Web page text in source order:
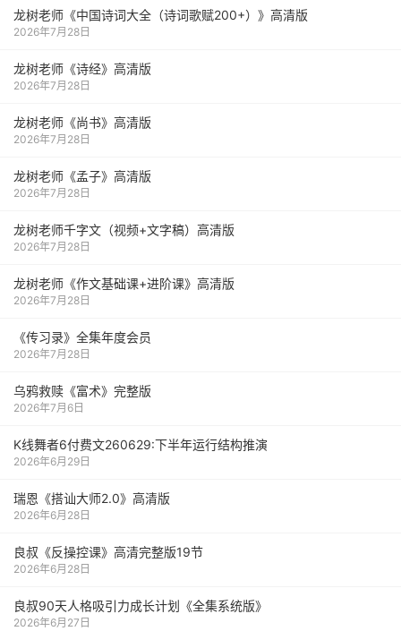
龙树老师《中国诗词大全（诗词歌赋200+）》高清版
2026年7月28日
龙树老师《诗经》高清版
2026年7月28日
龙树老师《尚书》高清版
2026年7月28日
龙树老师《孟子》高清版
2026年7月28日
龙树老师千字文（视频+文字稿）高清版
2026年7月28日
龙树老师《作文基础课+进阶课》高清版
2026年7月28日
《传习录》全集年度会员
2026年7月28日
乌鸦救赎《富术》完整版
2026年7月6日
K线舞者6付费文260629:下半年运行结构推演
2026年6月29日
瑞恩《搭讪大师2.0》高清版
2026年6月28日
良叔《反操控课》高清完整版19节
2026年6月28日
良叔90天人格吸引力成长计划《全集系统版》
2026年6月27日